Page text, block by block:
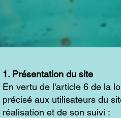
1. Présentation du site
En vertu de l'article 6 de la
précisé aux utilisateurs du
réalisation et de son suivi :